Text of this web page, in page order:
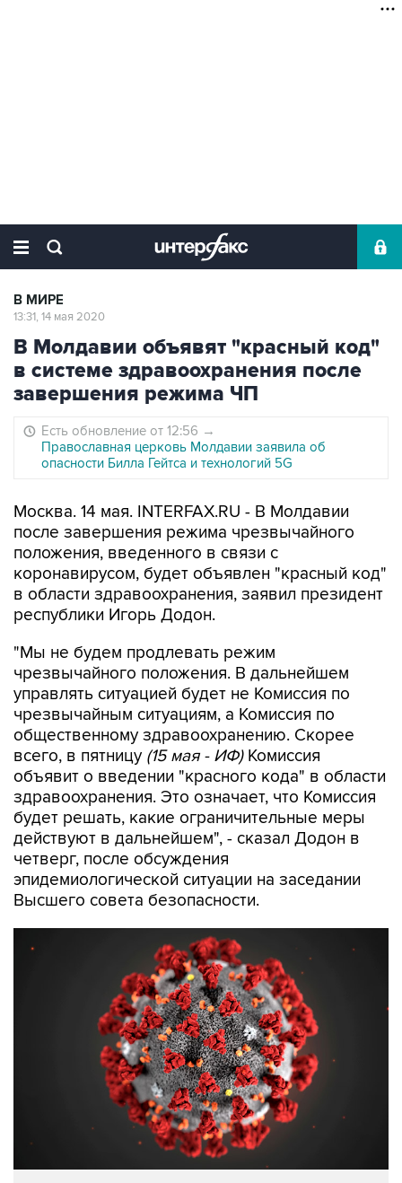
В МИРЕ
13:31, 14 мая 2020
В Молдавии объявят "красный код"
в системе здравоохранения после
завершения режима ЧП
Есть обновление от 12:56 →
Православная церковь Молдавии заявила об
опасности Билла Гейтса и технологий 5G
Москва. 14 мая. INTERFAX.RU - В Молдавии
после завершения режима чрезвычайного
положения, введенного в связи с
коронавирусом, будет объявлен "красный код"
в области здравоохранения, заявил президент
республики Игорь Додон.
"Мы не будем продлевать режим
чрезвычайного положения. В дальнейшем
управлять ситуацией будет не Комиссия по
чрезвычайным ситуациям, а Комиссия по
общественному здравоохранению. Скорее
всего, в пятницу (15 мая - ИФ)Комиссия
объявит о введении "красного кода" в области
здравоохранения. Это означает, что Комиссия
будет решать, какие ограничительные меры
действуют в дальнейшем", - сказал Додон в
четверг, после обсуждения
эпидемиологической ситуации на заседании
Высшего совета безопасности.